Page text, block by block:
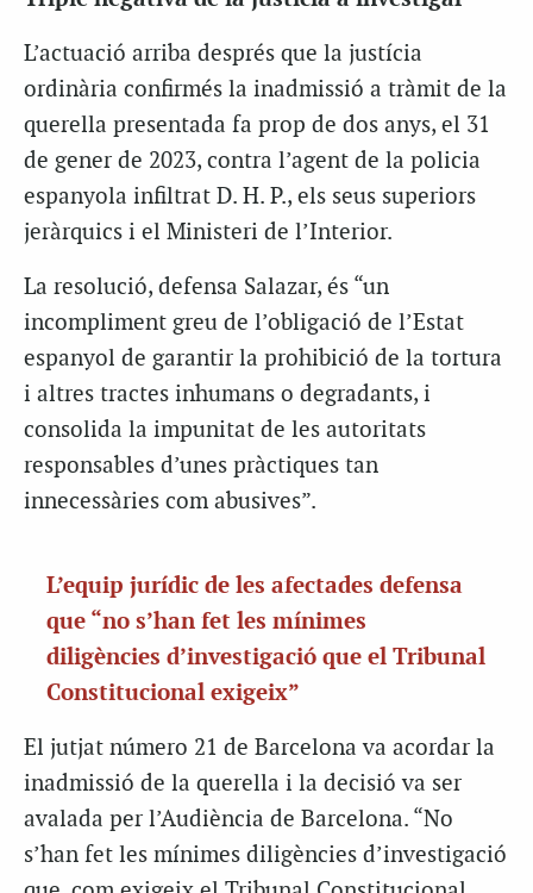
L’actuació arriba després que la justícia
ordinària confirmés la inadmissió a tràmit de la
querella presentada fa prop de dos anys, el 31
de gener de 2023, contra l’agent de la policia
espanyola infiltrat D. H. P., els seus superiors
jeràrquics i el Ministeri de l’Interior.
La resolució, defensa Salazar, és “un
incompliment greu de l’obligació de l’Estat
espanyol de garantir la prohibició de la tortura
i altres tractes inhumans o degradants, i
consolida la impunitat de les autoritats
responsables d’unes pràctiques tan
innecessàries com abusives”.
L’equip jurídic de les afectades defensa
que “no s’han fet les mínimes
diligències d’investigació que el Tribunal
Constitucional exigeix”
El jutjat número 21 de Barcelona va acordar la
inadmissió de la querella i la decisió va ser
avalada per l’Audiència de Barcelona. “No
s’han fet les mínimes diligències d’investigació